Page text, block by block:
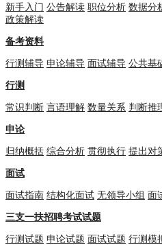
新手入门 公告解读 职位分析 数据分
政策解读
备考资料
行测辅导 申论辅导 面试辅导 公共基
行测
常识判断 言语理解 数量关系 判断推
申论
归纳概括 综合分析 贯彻执行 提出对
面试
面试指南 结构化面试 无领导小组 面
三支一扶招聘考试试题
行测试题 申论试题 面试试题 行测模